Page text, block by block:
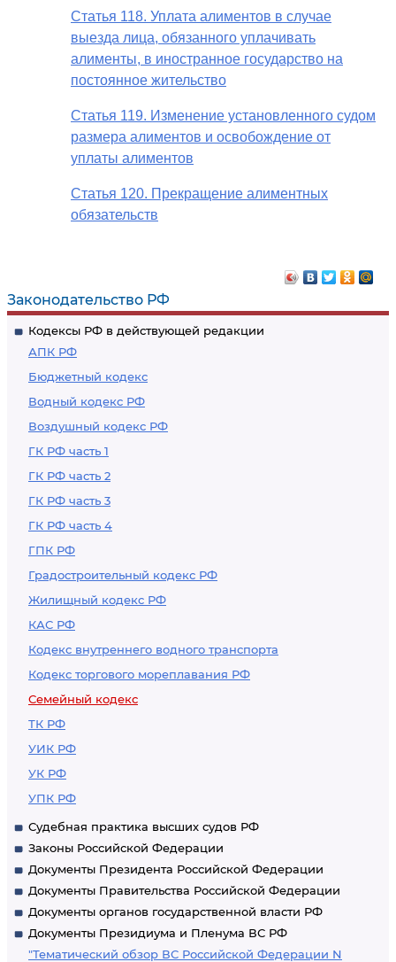
Законодательство РФ
Кодексы РФ в действующей редакции
АПК РФ
Бюджетный кодекс
Водный кодекс РФ
Воздушный кодекс РФ
ГК РФ часть 1
ГК РФ часть 2
ГК РФ часть 3
ГК РФ часть 4
ГПК РФ
Градостроительный кодекс РФ
Жилищный кодекс РФ
КАС РФ
Кодекс внутреннего водного транспорта
Кодекс торгового мореплавания РФ
Семейный кодекс
ТК РФ
УИК РФ
УК РФ
УПК РФ
Судебная практика высших судов РФ
Законы Российской Федерации
Документы Президента Российской Федерации
Документы Правительства Российской Федерации
Документы органов государственной власти РФ
Документы Президиума и Пленума ВС РФ
"Тематический обзор ВС Российской Федерации N
Статья 118. Уплата алиментов в случае
выезда лица, обязанного уплачивать
алименты, в иностранное государство на
постоянное жительство
Статья 119. Изменение установленного судом
размера алиментов и освобождение от
уплаты алиментов
Статья 120. Прекращение алиментных
обязательств